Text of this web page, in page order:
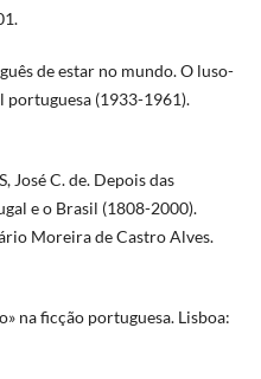
de estar no mundo. O luso-
(1933-1961).
José C. de. Depois das
e o Brasil (1808-2000).
Moreira de Castro Alves.
na ficção portuguesa. Lisboa: